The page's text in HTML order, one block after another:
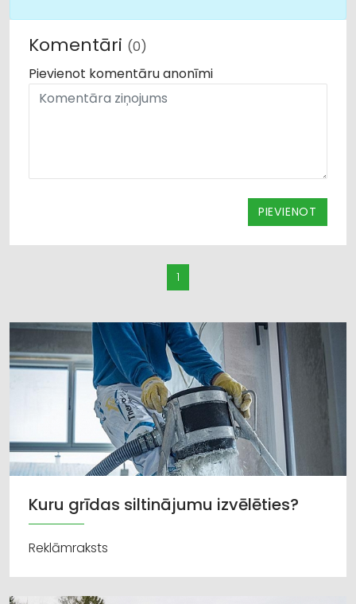
Komentāri (0)
Pievienot komentāru anonīmi
PIEVIENOT
1
Kuru grīdas siltinājumu izvēlēties?
Reklāmraksts